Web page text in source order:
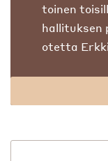
toinen
hallituksen
otetta